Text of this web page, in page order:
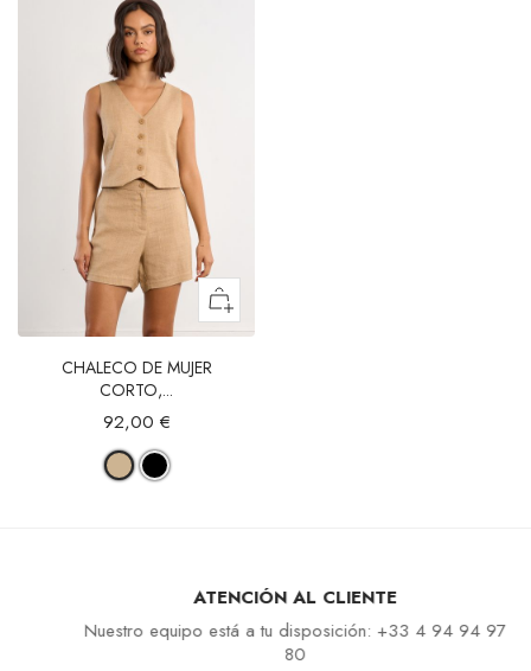
CHALECO DE MUJER
CORTO,...
92,00 €
ATENCIÓN AL CLIENTE
Nuestro equipo está a tu disposición: +33 4 94 94 97